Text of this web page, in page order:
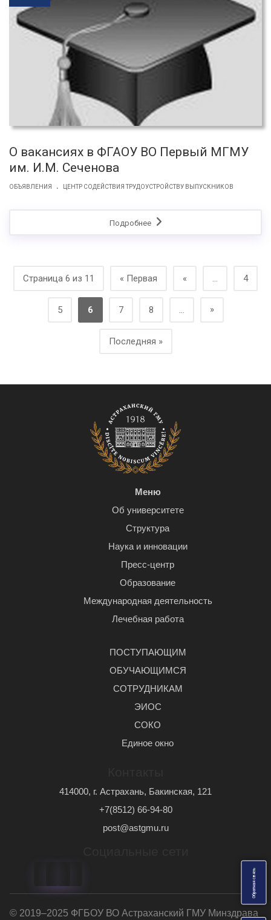
О
б
р
а
т
н
а
я
с
в
я
з
ь
О вакансиях в ФГАОУ ВО Первый МГМУ
им. И.М. Сеченова
ОБЪЯВЛЕНИЯ . ЦЕНТР СОДЕЙСТВИЯ ТРУДОУСТРОЙСТВУ ВЫПУСКНИКОВ
Подробнее
Страница 6 из 11 « Первая « ... 4
5 6 7 8 ... »
Последняя »
Меню
Об университете
Структура
Наука и инновации
Пресс-центр
Образование
Международная деятельность
Лечебная работа
ПОСТУПАЮЩИМ
ОБУЧАЮЩИМСЯ
СОТРУДНИКАМ
ЭИОС
СОКО
Единое окно
414000, г. Астрахань, Бакинская, 121
+7(8512) 66-94-80
post@astgmu.ru
© 2019–2025 ФГБОУ ВО Астраханский ГМУ Минздрава